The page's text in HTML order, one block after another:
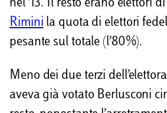
nel ’13. Il resto erano elettori
Rimini la quota di elettori
pesante sul totale (l’80%).
Meno dei due terzi
aveva già votato Berlusconi